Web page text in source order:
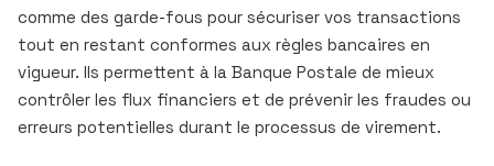
comme des garde-fous pour sécuriser vos transactions
tout en restant conformes aux règles bancaires en
vigueur. Ils permettent à la Banque Postale de mieux
contrôler les flux financiers et de prévenir les fraudes ou
erreurs potentielles durant le processus de virement.